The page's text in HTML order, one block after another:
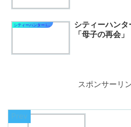
シティーハン
「母子の再会」
スポンサーリ